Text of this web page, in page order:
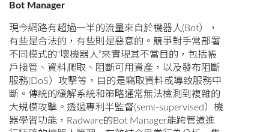
Bot Manager
現今網路有超過一半的流量來自於機器人(Bot），
有些是合法的，有些則是惡意的。競爭對手常部署
不同模式的“壞機器人”來實現其不當目的，包括帳
戶接管、資料爬取、阻斷可用資產，以及發布阻斷
服務(DoS）攻擊等，目的是竊取資料或導致服務中
斷。傳統的緩解系統和策略通常無法檢測到複雜的
大規模攻擊。透過專利半監督(semi-supervised）機
器學習功能，Radware的Bot Manager能跨管道進